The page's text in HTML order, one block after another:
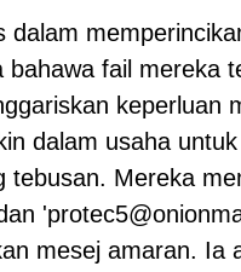
dalam
fail mereka
keperluan
dalam usaha
tebusan. Mereka
mesej amaran. Ia